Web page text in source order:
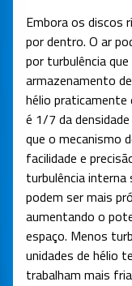
Embora os discos
por dentro. O ar
por turbulência
armazenamento
hélio praticamente
é 1/7 da
que o mecanismo
facilidade e
turbulência interna
podem ser mais
aumentando o
espaço. Menos
unidades de hélio
trabalham mais